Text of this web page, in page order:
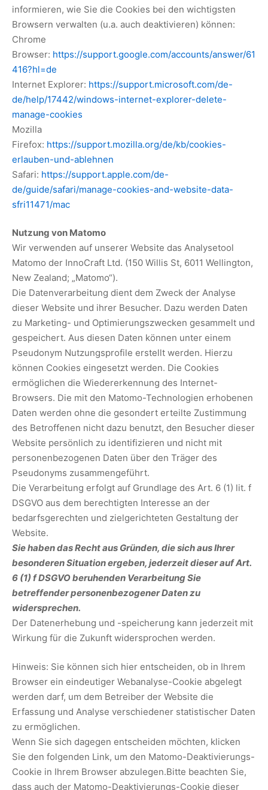
informieren, wie Sie die Cookies bei den wichtigsten
Browsern verwalten (u.a. auch deaktivieren) können:
Chrome
Browser: https://support.google.com/accounts/answer/61
416?hl=de
Internet Explorer: https://support.microsoft.com/de-
de/help/17442/windows-internet-explorer-delete-
manage-cookies
Mozilla
Firefox: https://support.mozilla.org/de/kb/cookies-
erlauben-und-ablehnen
Safari: https://support.apple.com/de-
de/guide/safari/manage-cookies-and-website-data-
sfri11471/mac
Nutzung von Matomo
Wir verwenden auf unserer Website das Analysetool
Matomo der InnoCraft Ltd. (150 Willis St, 6011 Wellington,
New Zealand; „Matomo“).
Die Datenverarbeitung dient dem Zweck der Analyse
dieser Website und ihrer Besucher. Dazu werden Daten
zu Marketing- und Optimierungszwecken gesammelt und
gespeichert. Aus diesen Daten können unter einem
Pseudonym Nutzungsprofile erstellt werden. Hierzu
können Cookies eingesetzt werden. Die Cookies
ermöglichen die Wiedererkennung des Internet-
Browsers. Die mit den Matomo-Technologien erhobenen
Daten werden ohne die gesondert erteilte Zustimmung
des Betroffenen nicht dazu benutzt, den Besucher dieser
Website persönlich zu identifizieren und nicht mit
personenbezogenen Daten über den Träger des
Pseudonyms zusammengeführt.
Die Verarbeitung erfolgt auf Grundlage des Art. 6 (1) lit. f
DSGVO aus dem berechtigten Interesse an der
bedarfsgerechten und zielgerichteten Gestaltung der
Website.
Sie haben das Recht aus Gründen, die sich aus Ihrer
besonderen Situation ergeben, jederzeit dieser auf Art.
6 (1) f DSGVO beruhenden Verarbeitung Sie
betreffender personenbezogener Daten zu
widersprechen.
Der Datenerhebung und -speicherung kann jederzeit mit
Wirkung für die Zukunft widersprochen werden.
Hinweis: Sie können sich hier entscheiden, ob in Ihrem
Browser ein eindeutiger Webanalyse-Cookie abgelegt
werden darf, um dem Betreiber der Website die
Erfassung und Analyse verschiedener statistischer Daten
zu ermöglichen.
Wenn Sie sich dagegen entscheiden möchten, klicken
Sie den folgenden Link, um den Matomo-Deaktivierungs-
Cookie in Ihrem Browser abzulegen.Bitte beachten Sie,
dass auch der Matomo-Deaktivierungs-Cookie dieser